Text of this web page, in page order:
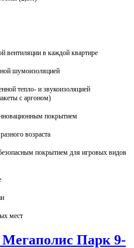
в каждой квартире
шумоизоляцией
тепло- и звукоизоляцией
с аргоном)
покрытием
возраста
покрытием для игровых видов
мест
Парк 9-